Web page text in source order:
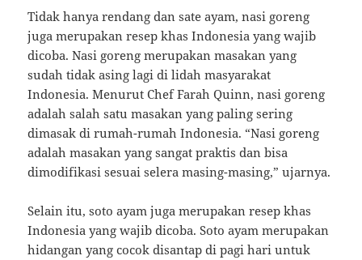
Tidak hanya rendang dan sate ayam, nasi goreng
juga merupakan resep khas Indonesia yang wajib
dicoba. Nasi goreng merupakan masakan yang
sudah tidak asing lagi di lidah masyarakat
Indonesia. Menurut Chef Farah Quinn, nasi goreng
adalah salah satu masakan yang paling sering
dimasak di rumah-rumah Indonesia. “Nasi goreng
adalah masakan yang sangat praktis dan bisa
dimodifikasi sesuai selera masing-masing,” ujarnya.
Selain itu, soto ayam juga merupakan resep khas
Indonesia yang wajib dicoba. Soto ayam merupakan
hidangan yang cocok disantap di pagi hari untuk